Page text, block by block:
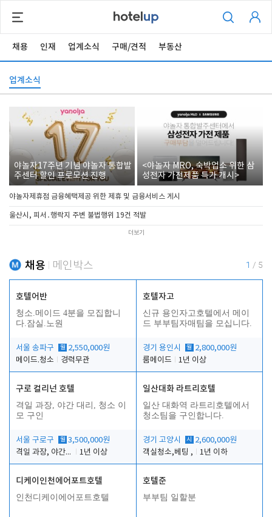
채용 인재 업계소식 구매/견적 부동산
업계소식
야놀자17주년 기념 야놀자 통합발
주센터 할인 프로모션 진행
<야놀자 MRO, 숙박업소 위한 삼
성전자 가전제품 특가 개시>
야놀자제휴점 금융혜택제공 위한 제휴 및 금융서비스 게시
울산시, 피서․행락지 주변 불법행위 19건 적발
더보기
채용 메인박스 1 / 5
호텔어반
청소.메이드 4분을 모집합니
다.잠실.노원
서울 송파구 월 2,550,000원
메이드.청소
경력무관
호텔자고
신규 용인자고호텔에서 메이
드 부부팀자매팀을 모십니다.
경기 용인시 월 2,800,000원
룸메이드
1년 이상
구로 컬리넌 호텔
격일 과장, 야간 대리, 청소 이
모 구인
서울 구로구 월 3,500,000원
격일 과장, 야간 대리, 청소 이모
1년 이상
일산대화 라트리호텔
일산 대화역 라트리호텔에서
청소팀을 구인합니다.
경기 고양시 시
2,600,000원
객실청소,베팅 ,
1년 이하
디케이인천에어포트호텔
인천디케이에어포트호텔
호텔준
부부팀 일할분